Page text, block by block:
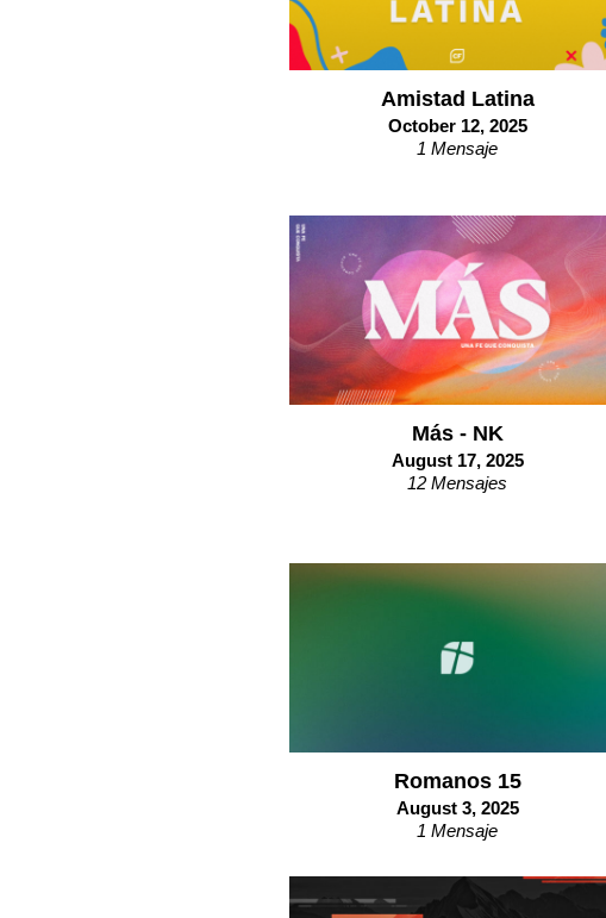
Amistad Latina
October 12, 2025
1 Mensaje
Más - NK
August 17, 2025
12 Mensajes
Romanos 15
August 3, 2025
1 Mensaje